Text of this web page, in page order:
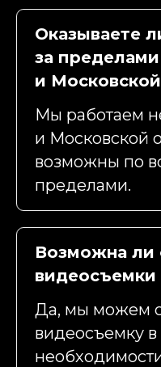
Оказываете
за
и
Мы работаем
и Московской
возможны по
пределами.
Возможна ли
видеосъемки
Да, мы можем
видеосъемку